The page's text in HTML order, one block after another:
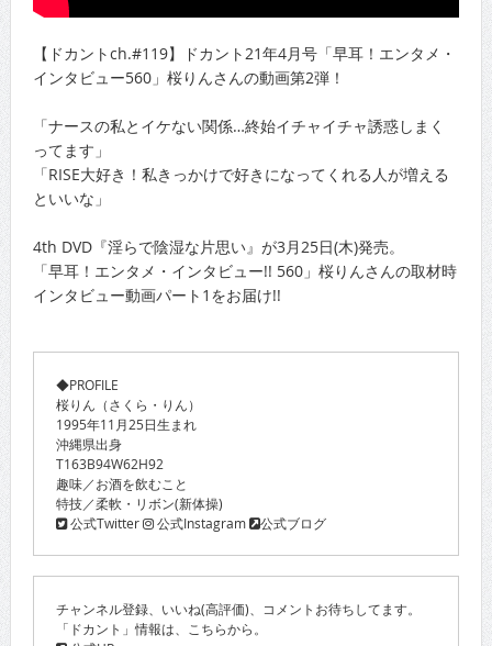
【ドカントch.#119】ドカント21年4月号「早耳！エンタメ・
インタビュー560」桜りんさんの動画第2弾！
「ナースの私とイケない関係…終始イチャイチャ誘惑しまく
ってます」
「RISE大好き！私きっかけで好きになってくれる人が増える
といいな」
4th DVD『淫らで陰湿な片思い』が3月25日(木)発売。
「早耳！エンタメ・インタビュー!! 560」桜りんさんの取材時
インタビュー動画パート1をお届け!!
◆PROFILE
桜りん（さくら・りん）
1995年11月25日生まれ
沖縄県出身
T163B94W62H92
趣味／お酒を飲むこと
特技／柔軟・リボン(新体操)
公式Twitter
公式Instagram 公式ブログ
チャンネル登録、いいね(高評価)、コメントお待ちしてます。
「ドカント」情報は、こちらから。